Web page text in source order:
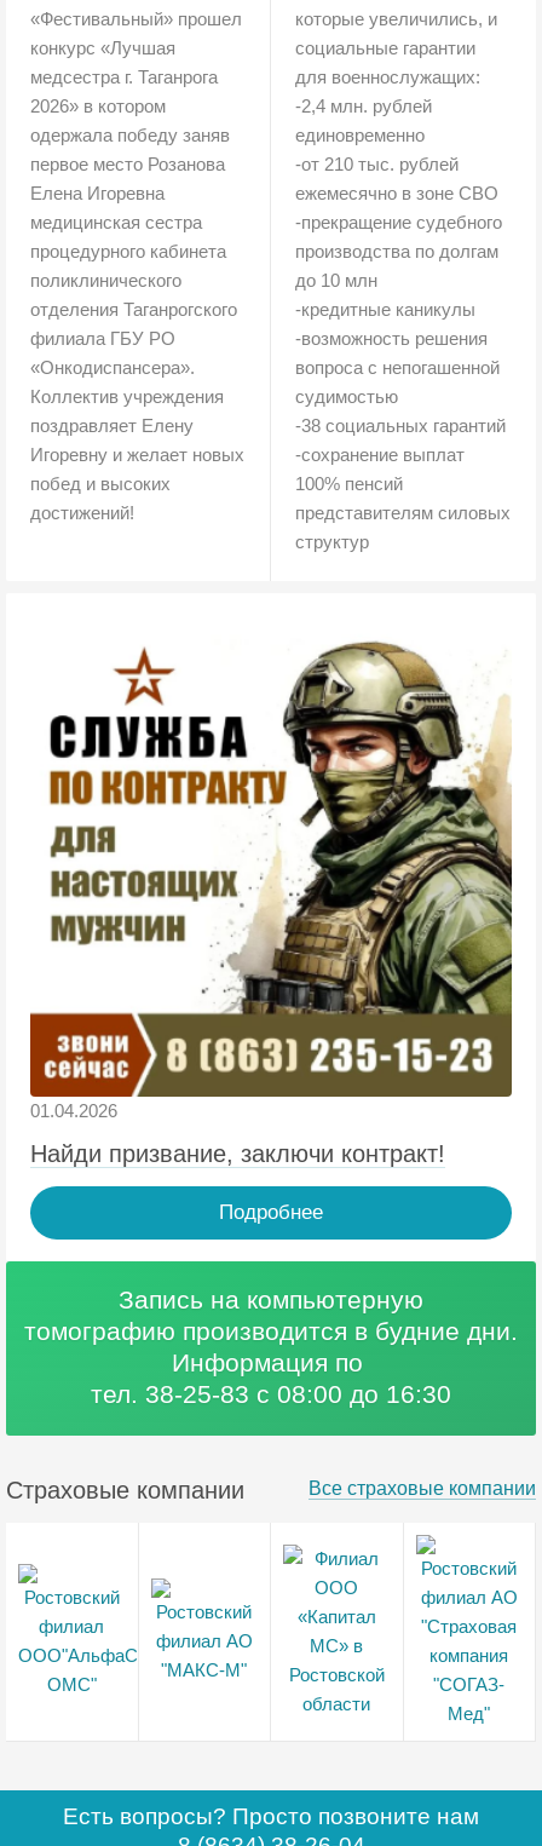
«Фестивальный» прошел
конкурс «Лучшая
медсестра г. Таганрога
2026» в котором
одержала победу заняв
первое место Розанова
Елена Игоревна
медицинская сестра
процедурного кабинета
поликлинического
отделения Таганрогского
филиала ГБУ РО
«Онкодиспансера».
Коллектив учреждения
поздравляет Елену
Игоревну и желает новых
побед и высоких
достижений!
которые увеличились, и
социальные гарантии
для военнослужащих:
-2,4 млн. рублей
единовременно
-от 210 тыс. рублей
ежемесячно в зоне СВО
-прекращение судебного
производства по долгам
до 10 млн
-кредитные каникулы
-возможность решения
вопроса с непогашенной
судимостью
-38 социальных гарантий
-сохранение выплат
100% пенсий
представителям силовых
структур
01.04.2026
Найди призвание, заключи контракт!
Подробнее
Запись на компьютерную
томографию производится в будние дни.
Информация по
тел. 38-25-83 с 08:00 до 16:30
Страховые компании Все страховые компании
Есть вопросы? Просто позвоните нам